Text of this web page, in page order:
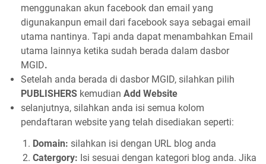
menggunakan akun facebook dan email yang
digunakanpun email dari facebook saya sebagai email
utama nantinya. Tapi anda dapat menambahkan Email
utama lainnya ketika sudah berada dalam dasbor
MGID.
Setelah anda berada di dasbor MGID, silahkan pilih
PUBLISHERS kemudian Add Website
selanjutnya, silahkan anda isi semua kolom
pendaftaran website yang telah disediakan seperti:
Domain: silahkan isi dengan URL blog anda
Catergory: Isi sesuai dengan kategori blog anda. Jika